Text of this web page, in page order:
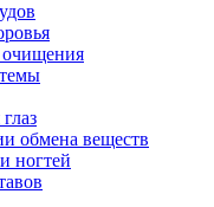
очищения
обмена веществ
ногтей